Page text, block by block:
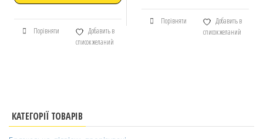
Порівняти
Добавить в
список желаний
Порівняти
Добавить в
список желаний
КАТЕГОРІЇ ТОВАРІВ